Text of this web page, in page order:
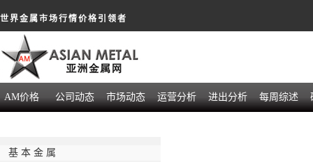
世界金属市场行情价格引领者
AM价格 公司动态 市场动态 运营分析 进出分析 每周综述
基 本 金 属